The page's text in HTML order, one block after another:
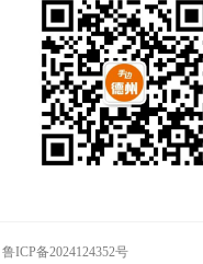
鲁ICP备2024124352号